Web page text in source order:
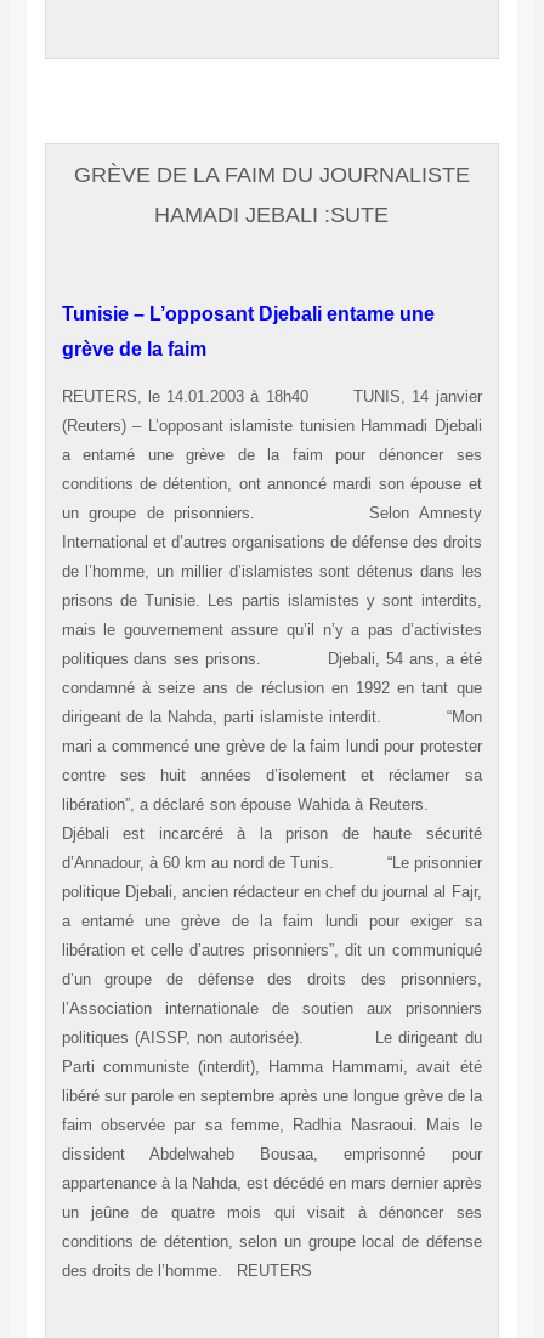
GRÈVE DE LA FAIM DU JOURNALISTE
HAMADI JEBALI :SUTE
Tunisie – L’opposant Djebali entame une
grève de la faim
REUTERS, le 14.01.2003 à 18h40 TUNIS, 14 janvier
(Reuters) – L’opposant islamiste tunisien Hammadi Djebali
a entamé une grève de la faim pour dénoncer ses
conditions de détention, ont annoncé mardi son épouse et
un groupe de prisonniers. Selon Amnesty
International et d’autres organisations de défense des droits
de l’homme, un millier d’islamistes sont détenus dans les
prisons de Tunisie. Les partis islamistes y sont interdits,
mais le gouvernement assure qu’il n’y a pas d’activistes
politiques dans ses prisons. Djebali, 54 ans, a été
condamné à seize ans de réclusion en 1992 en tant que
dirigeant de la Nahda, parti islamiste interdit. “Mon
mari a commencé une grève de la faim lundi pour protester
contre ses huit années d’isolement et réclamer sa
libération”, a déclaré son épouse Wahida à Reuters.
Djébali est incarcéré à la prison de haute sécurité
d’Annadour, à 60 km au nord de Tunis. “Le prisonnier
politique Djebali, ancien rédacteur en chef du journal al Fajr,
a entamé une grève de la faim lundi pour exiger sa
libération et celle d’autres prisonniers”, dit un communiqué
d’un groupe de défense des droits des prisonniers,
l’Association internationale de soutien aux prisonniers
politiques (AISSP, non autorisée). Le dirigeant du
Parti communiste (interdit), Hamma Hammami, avait été
libéré sur parole en septembre après une longue grève de la
faim observée par sa femme, Radhia Nasraoui. Mais le
dissident Abdelwaheb Bousaa, emprisonné pour
appartenance à la Nahda, est décédé en mars dernier après
un jeûne de quatre mois qui visait à dénoncer ses
conditions de détention, selon un groupe local de défense
des droits de l’homme. REUTERS